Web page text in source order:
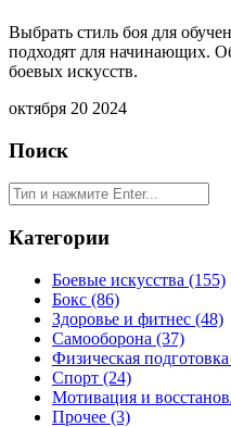
Выбрать стиль боя для
подходят для начинающих.
боевых искусств.
октября 20 2024
Поиск
Категории
Боевые искусства (155)
Бокс (86)
Здоровье и фитнес (48)
Самооборона (37)
Физическая подготовка
Спорт (24)
Мотивация и
Прочее (3)